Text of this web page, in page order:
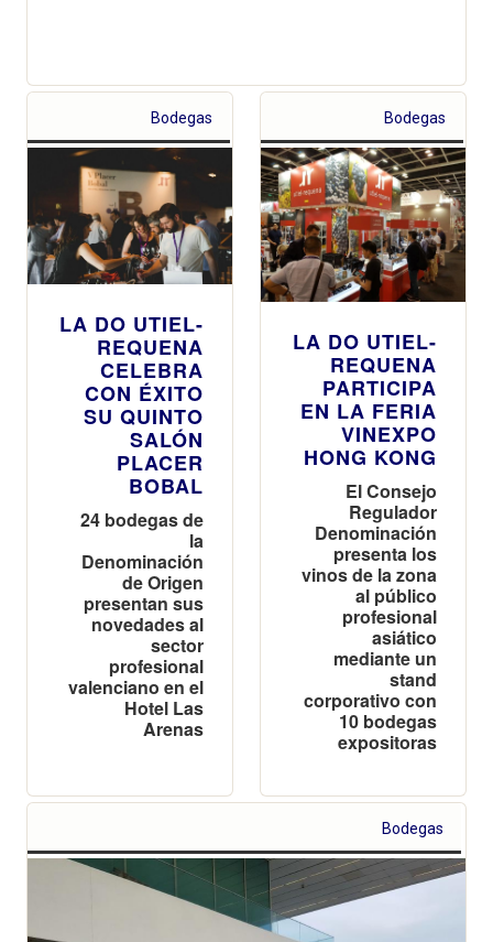
Bodegas
LA DO UTIEL-
REQUENA
CELEBRA
CON ÉXITO
SU QUINTO
SALÓN
PLACER
BOBAL
24 bodegas de
la
Denominación
de Origen
presentan sus
novedades al
sector
profesional
valenciano en el
Hotel Las
Arenas
Bodegas
LA DO UTIEL-
REQUENA
PARTICIPA
EN LA FERIA
VINEXPO
HONG KONG
El Consejo
Regulador
Denominación
presenta los
vinos de la zona
al público
profesional
asiático
mediante un
stand
corporativo con
10 bodegas
expositoras
Bodegas